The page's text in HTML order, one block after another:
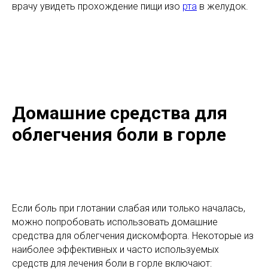
врачу увидеть прохождение пищи изо рта в желудок.
Домашние средства для
облегчения боли в горле
Если боль при глотании слабая или только началась,
можно попробовать использовать домашние
средства для облегчения дискомфорта. Некоторые из
наиболее эффективных и часто используемых
средств для лечения боли в горле включают: